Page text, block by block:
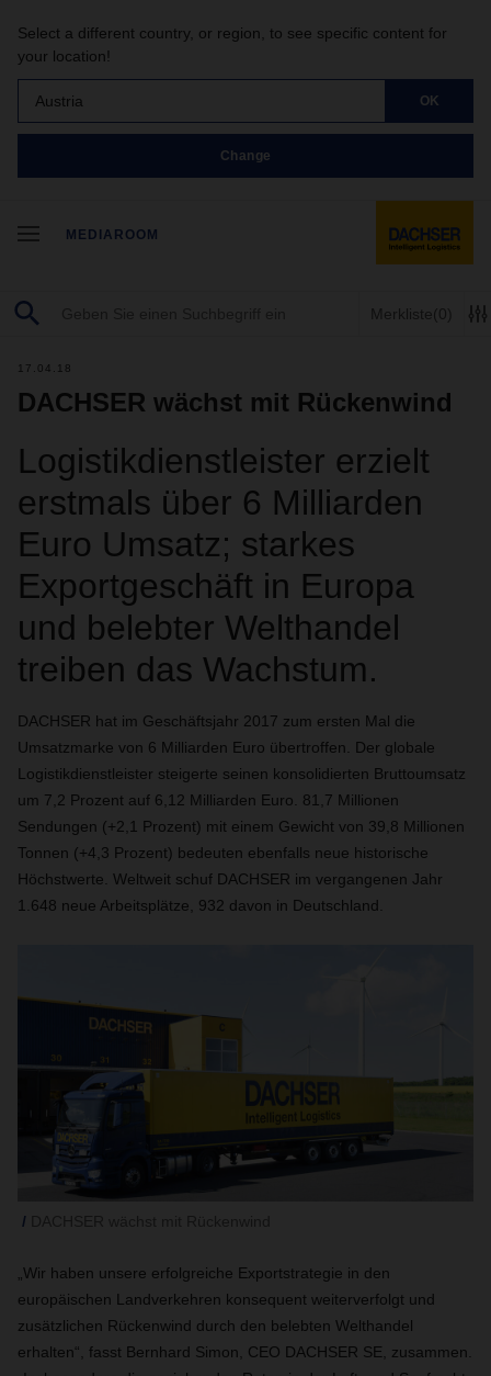
Select a different country, or region, to see specific content for
your location!
Austria OK
Change
MEDIAROOM
Merkliste(0)
17.04.18
DACHSER wächst mit Rückenwind
Logistikdienstleister erzielt
erstmals über 6 Milliarden
Euro Umsatz; starkes
Exportgeschäft in Europa
und belebter Welthandel
treiben das Wachstum.
DACHSER hat im Geschäftsjahr 2017 zum ersten Mal die
Umsatzmarke von 6 Milliarden Euro übertroffen. Der globale
Logistikdienstleister steigerte seinen konsolidierten Bruttoumsatz
um 7,2 Prozent auf 6,12 Milliarden Euro. 81,7 Millionen
Sendungen (+2,1 Prozent) mit einem Gewicht von 39,8 Millionen
Tonnen (+4,3 Prozent) bedeuten ebenfalls neue historische
Höchstwerte. Weltweit schuf DACHSER im vergangenen Jahr
1.648 neue Arbeitsplätze, 932 davon in Deutschland.
„Wir haben unsere erfolgreiche Exportstrategie in den
europäischen Landverkehren konsequent weiterverfolgt und
zusätzlichen Rückenwind durch den belebten Welthandel
erhalten“, fasst Bernhard Simon, CEO DACHSER SE, zusammen.